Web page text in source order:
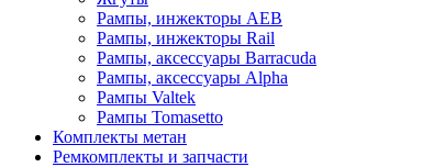
Рампы, инжекторы AEB
Рампы, инжекторы Rail
Рампы, аксессуары Barracuda
Рампы, аксессуары Alpha
Рампы Valtek
Рампы Tomasetto
Комплекты метан
Ремкомплекты и запчасти